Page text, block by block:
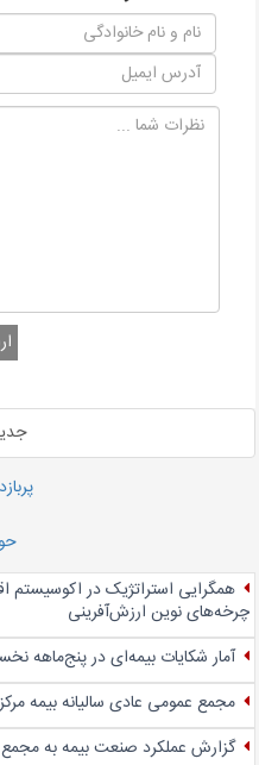
همگرایی استراتژیک در اکوسیستم
چرخه‌های نوین ارزش‌آفرینی
آمار شکایات بیمه‌ای در پنج‌‌ماهه نخست ۱۴۰۴
مجمع عمومی عادی سالیانه بیمه
گزارش عملکرد صنعت بیمه به مجمع